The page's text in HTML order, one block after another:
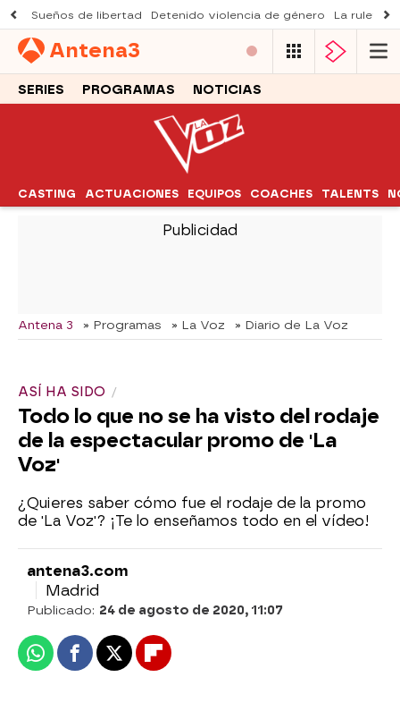
Sueños de libertad Detenido violencia de género La ruleta
Antena3
SERIES PROGRAMAS NOTICIAS
CASTING ACTUACIONES EQUIPOS COACHES TALENTS
-
Antena 3 » Programas » La Voz » Diario de La Voz
ASÍ HA SIDO
Todo lo que no se ha visto del rodaje
de la espectacular promo de 'La
Voz'
¿Quieres saber cómo fue el rodaje de la promo
de 'La Voz'? ¡Te lo enseñamos todo en el vídeo!
antena3.com
Madrid
Publicado: 24 de agosto de 2020, 11:07
WhatsappFacebook
X Flipboard